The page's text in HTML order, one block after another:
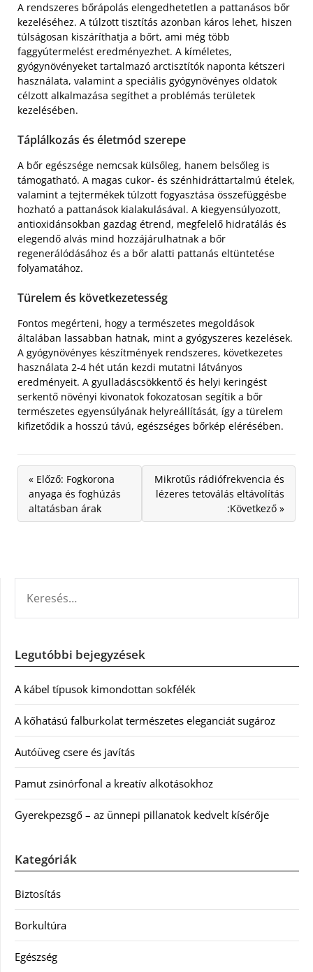
A rendszeres bőrápolás elengedhetetlen a pattanásos bőr
kezeléséhez. A túlzott tisztítás azonban káros lehet, hiszen
túlságosan kiszáríthatja a bőrt, ami még több
faggyútermelést eredményezhet. A kíméletes,
gyógynövényeket tartalmazó arctisztítók naponta kétszeri
használata, valamint a speciális gyógynövényes oldatok
célzott alkalmazása segíthet a problémás területek
kezelésében.
Táplálkozás és életmód szerepe
A bőr egészsége nemcsak külsőleg, hanem belsőleg is
támogatható. A magas cukor- és szénhidráttartalmú ételek,
valamint a tejtermékek túlzott fogyasztása összefüggésbe
hozható a pattanások kialakulásával. A kiegyensúlyozott,
antioxidánsokban gazdag étrend, megfelelő hidratálás és
elegendő alvás mind hozzájárulhatnak a bőr
regenerálódásához és a bőr alatti pattanás eltüntetése
folyamatához.
Türelem és következetesség
Fontos megérteni, hogy a természetes megoldások
általában lassabban hatnak, mint a gyógyszeres kezelések.
A gyógynövényes készítmények rendszeres, következetes
használata 2-4 hét után kezdi mutatni látványos
eredményeit. A gyulladáscsökkentő és helyi keringést
serkentő növényi kivonatok fokozatosan segítik a bőr
természetes egyensúlyának helyreállítását, így a türelem
kifizetődik a hosszú távú, egészséges bőrkép elérésében.
« Előző: Fogkorona
anyaga és foghúzás
altatásban árak
Mikrotűs rádiófrekvencia és
lézeres tetoválás eltávolítás
:Következő »
Legutóbbi bejegyzések
A kábel típusok kimondottan sokfélék
A kőhatású falburkolat természetes eleganciát sugároz
Autóüveg csere és javítás
Pamut zsinórfonal a kreatív alkotásokhoz
Gyerekpezsgő – az ünnepi pillanatok kedvelt kísérője
Kategóriák
Biztosítás
Borkultúra
Egészség